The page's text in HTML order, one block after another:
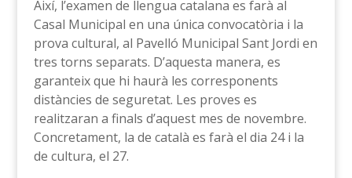
Així, l’examen de llengua catalana es farà al
Casal Municipal en una única convocatòria i la
prova cultural, al Pavelló Municipal Sant Jordi en
tres torns separats. D’aquesta manera, es
garanteix que hi haurà les corresponents
distàncies de seguretat. Les proves es
realitzaran a finals d’aquest mes de novembre.
Concretament, la de català es farà el dia 24 i la
de cultura, el 27.